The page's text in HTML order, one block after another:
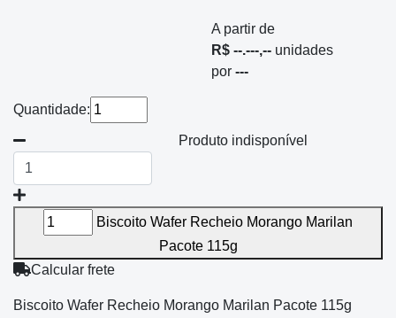
A partir de
R$ --.---,-- unidades
por ---
Quantidade:
Produto indisponível
Biscoito Wafer Recheio Morango Marilan
Pacote 115g
Calcular frete
Biscoito Wafer Recheio Morango Marilan Pacote 115g